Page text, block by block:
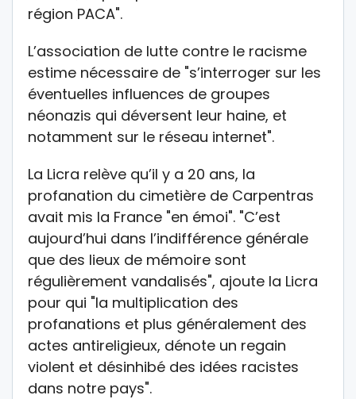
région PACA".
L’association de lutte contre le racisme
estime nécessaire de "s’interroger sur les
éventuelles influences de groupes
néonazis qui déversent leur haine, et
notamment sur le réseau internet".
La Licra relève qu’il y a 20 ans, la
profanation du cimetière de Carpentras
avait mis la France "en émoi". "C’est
aujourd’hui dans l’indifférence générale
que des lieux de mémoire sont
régulièrement vandalisés", ajoute la Licra
pour qui "la multiplication des
profanations et plus généralement des
actes antireligieux, dénote un regain
violent et désinhibé des idées racistes
dans notre pays".